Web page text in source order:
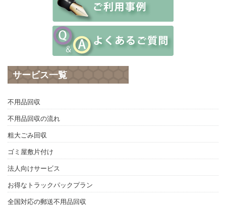
サービス一覧
不用品回収
不用品回収の流れ
粗大ごみ回収
ゴミ屋敷片付け
法人向けサービス
お得なトラックパックプラン
全国対応の郵送不用品回収